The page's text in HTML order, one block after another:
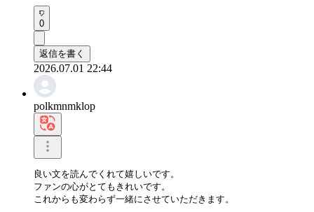
0
返信を書く
2026.07.01 22:44
polkmnmklop
良い文を読んでくれて嬉しいです。
ファンの心がとてもきれいです。
これからも変わらず一緒にさせていただきます。